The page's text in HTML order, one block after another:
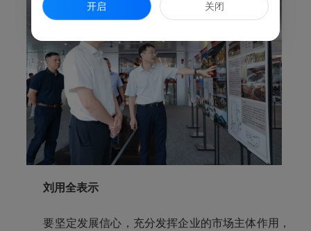
刘用全表示
要坚定发展信心，充分发挥企业的市场主体作用，
开启 关闭